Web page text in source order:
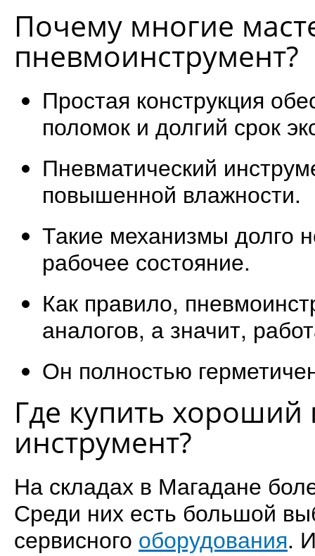
Почему многие
пневмоинструмент?
Простая конструкция
поломок и долгий срок
Пневматический
повышенной влажности.
Такие механизмы долго
рабочее состояние.
Как правило,
аналогов, а значит,
Он полностью
Где купить
инструмент?
На складах в Магадане
Среди них есть большой
сервисного оборудования.